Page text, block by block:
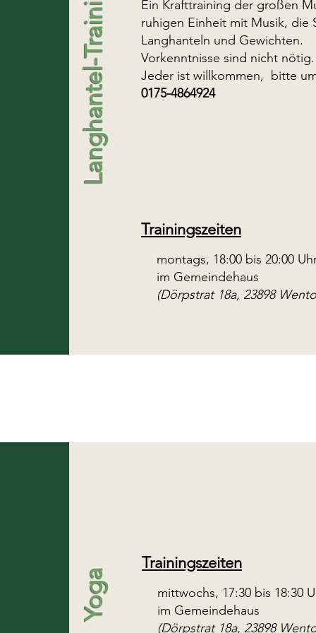
Langhantel-Training
Ein Krafttraining der großen
ruhigen Einheit mit Musik, die
Langhanteln und Gewichten.
Vorkenntnisse sind nicht nötig.
Jeder ist willkommen, bitte
0175-4864924
Trainingszeiten
montags, 18:00 bis 20:00
im Gemeindehaus
(Dörpstrat 18a, 23898
Trainingszeiten
Yoga
mittwochs, 17:30 bis 18:30
im Gemeindehaus
(Dörpstrat 18a, 23898